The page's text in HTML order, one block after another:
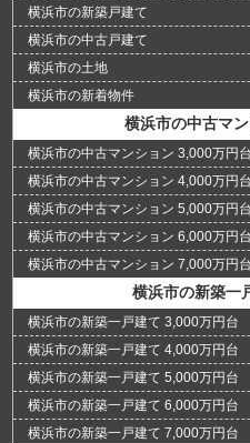
横浜市の新築戸建て
横浜市の中古戸建て
横浜市の土地
横浜市の新着物件
横浜市の中古マ
横浜市の中古マンション 3,000万円台
横浜市の中古マンション 4,000万円台
横浜市の中古マンション 5,000万円台
横浜市の中古マンション 6,000万円台
横浜市の中古マンション 7,000万円台
横浜市の新築一
横浜市の新築一戸建て 3,000万円台
横浜市の新築一戸建て 4,000万円台
横浜市の新築一戸建て 5,000万円台
横浜市の新築一戸建て 6,000万円台
横浜市の新築一戸建て 7,000万円台